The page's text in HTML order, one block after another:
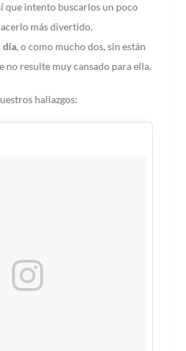
que intento buscarlos un poco
más divertido.
día, o como mucho dos, sin están
no resulte muy cansado para ella.
hallazgos: